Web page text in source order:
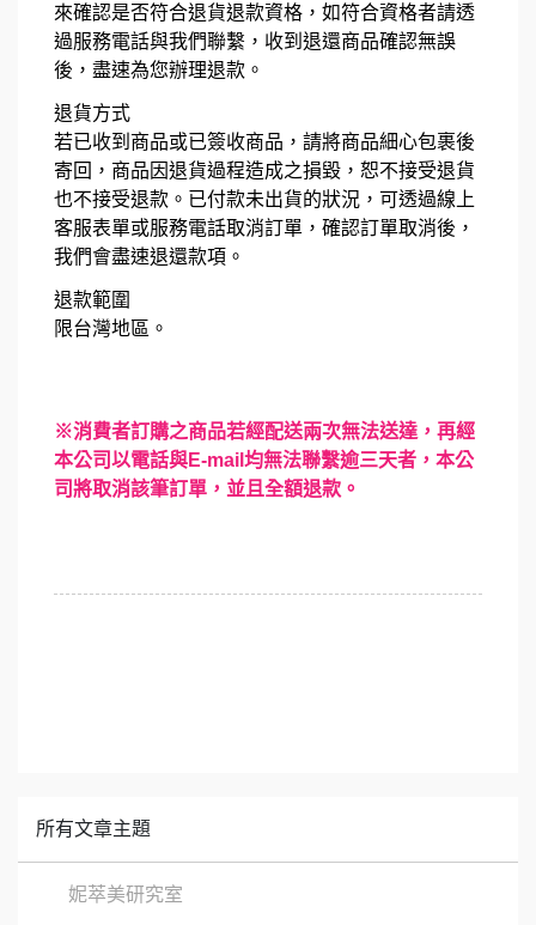
來確認是否符合退貨退款資格，如符合資格者請透
過服務電話與我們聯繫，收到退還商品確認無誤
後，盡速為您辦理退款。
退貨方式
若已收到商品或已簽收商品，請將商品細心包裹後
寄回，商品因退貨過程造成之損毀，恕不接受退貨
也不接受退款。已付款未出貨的狀況，可透過線上
客服表單或服務電話取消訂單，確認訂單取消後，
我們會盡速退還款項。
退款範圍
限台灣地區。
※消費者訂購之商品若經配送兩次無法送達，再經
本公司以電話與E-mail均無法聯繫逾三天者，本公
司將取消該筆訂單，並且全額退款。
所有文章主題
妮萃美研究室